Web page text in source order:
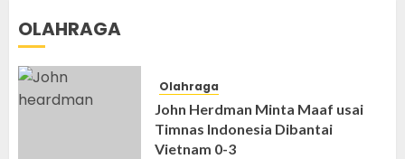
OLAHRAGA
Olahraga
John Herdman Minta Maaf usai
Timnas Indonesia Dibantai
Vietnam 0-3